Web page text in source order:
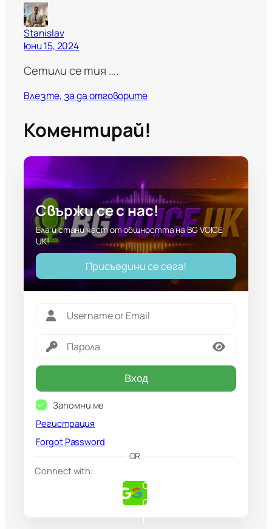
Stanislav
юни 15, 2024
Сетили се тия ….
Влезте, за да отговорите
Коментирай!
Свържи се с нас!
Ела и стани част от общността на BG VOICE
UK!
Присъедини се сега!
Вход
Запомни ме
Регистрация
Forgot Password
OR
Connect with:
o
g